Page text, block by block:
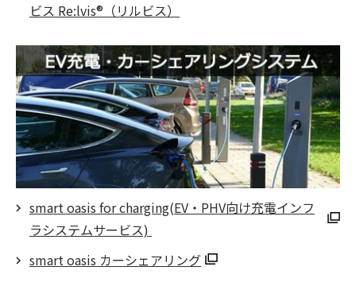
ビス Re:lvis®（リルビス）
smart oasis for charging(EV・PHV向け充電インフ
ラシステムサービス)
ウ
smart oasis カーシェアリング